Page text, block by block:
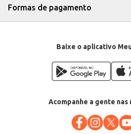
Formas de pagamento
Baixe o aplicativo
Acompanhe a gente nas